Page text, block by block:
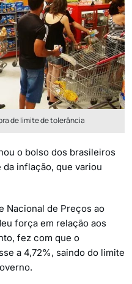
de limite de tolerância
o bolso dos brasileiros
inflação, que variou
Nacional de Preços ao
força em relação aos
fez com que o
a 4,72%, saindo do limite